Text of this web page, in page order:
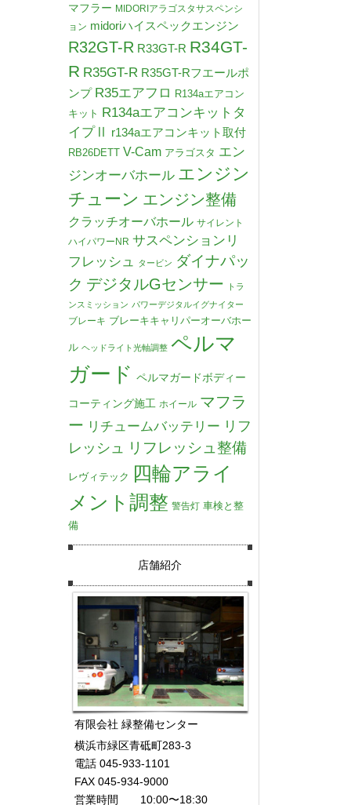
マフラー MIDORIアラゴスタサスペンシ
ョン midoriハイスペックエンジン
R32GT-R R33GT-R R34GT-
R R35GT-R R35GT-Rフエールポ
ンプ R35エアフロ R134aエアコン
キット R134aエアコンキットタ
イプⅡ
r134aエアコンキット取付
RB26DETT V-Cam アラゴスタ エン
ジンオーバホール エンジン
チューン エンジン整備
クラッチオーバホール サイレント
ハイパワーNR サスペンションリ
フレッシュ
タービン ダイナパッ
ク デジタルGセンサー
トラ
ンスミッション パワーデジタルイグナイター
ブレーキ ブレーキキャリパーオーバホー
ル ヘッドライト光軸調整 ペルマ
ガード ペルマガードボディー
コーティング施工 ホイール マフラ
ー リチュームバッテリー リフ
レッシュ
リフレッシュ整備
レヴィテック 四輪アライ
メント調整 警告灯 車検と整
備
店舗紹介
有限会社 緑整備センター
横浜市緑区青砥町283-3
電話 045-933-1101
FAX 045-934-9000
営業時間 10:00〜18:30